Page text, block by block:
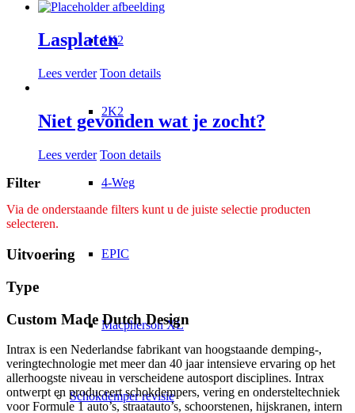
1K2
2K2
4-Weg
EPIC
Macpherson XL
Schokdemper revisie
Lasplaten
Lees verder Toon details
Niet gevonden wat je zocht?
Lees verder Toon details
Filter
Via de onderstaande filters kunt u de juiste selectie producten
selecteren.
Uitvoering
Type
Custom Made Dutch Design
Intrax is een Nederlandse fabrikant van hoogstaande demping-,
veringtechnologie met meer dan 40 jaar intensieve ervaring op het
allerhoogste niveau in verscheidene autosport disciplines. Intrax
ontwerpt en produceert schokdempers, vering en ondersteltechniek
voor Formule 1 auto’s, straatauto’s, schoorstenen, hijskranen, intern